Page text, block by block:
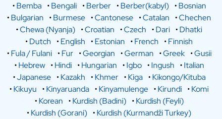
•Bemba •Bengali •Berber •Berber(kabyl) •Bosnian
•Bulgarian •Burmese •Cantonese •Catalan •Chechen
•Chewa (Nyanja) •Croatian •Czech •Dari •Dhatki
•Dutch •English •Estonian •French •Finnish
•Fula / Fulani •Fur •Georgian •German •Greek •Gusii
•Hebrew •Hindi •Hungarian •Igbo •Ingush •Italian
•Japanese •Kazakh •Khmer •Kiga •Kikongo/Kituba
•Kikuyu •Kinyaruanda •Kinyamulenge •Kirundi •Komi
•Korean •Kurdish (Badini) •Kurdish (Feyli)
•Kurdish (Gorani) •Kurdish (Kurmandži Turkey)